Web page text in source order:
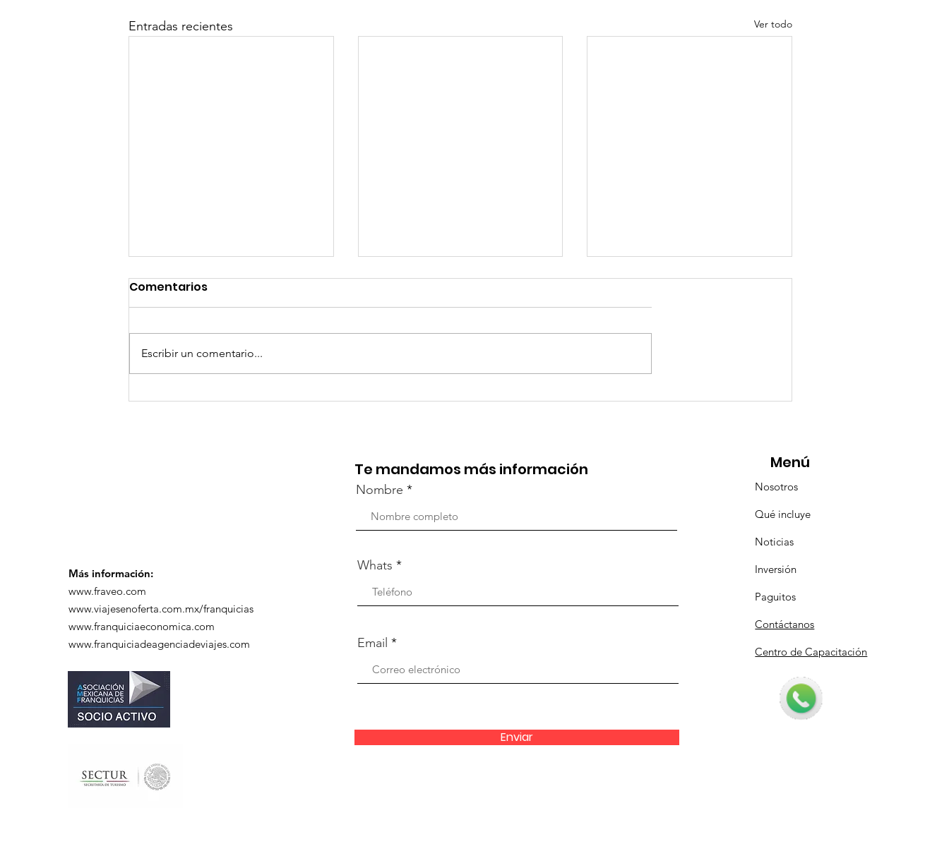
Entradas recientes Ver todo
GoMapTravelByFraveo
TourTravelynByFraveo
ViveMásViajandoByFraveo
Comentarios
Escribir un comentario...
Más información:
www.fraveo.com
www.viajesenoferta.com.mx/franquicias
www.franquiciaeconomica.com
www.franquiciadeagenciadeviajes.com
Te mandamos más información
Nombre
Whats
Email
Enviar
Menú
Nosotros
Qué incluye
Noticias
Inversión
Paguitos
Contáctanos
Centro de Capacitación